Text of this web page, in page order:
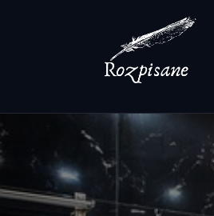
Dom i ogród